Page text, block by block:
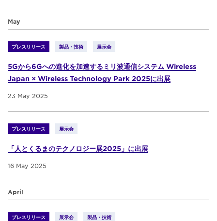
May
プレスリリース 製品・技術 展示会
5Gから6Gへの進化を加速するミリ波通信システム Wireless
Japan × Wireless Technology Park 2025に出展
23 May 2025
プレスリリース 展示会
「人とくるまのテクノロジー展2025」に出展
16 May 2025
April
プレスリリース 展示会 製品・技術